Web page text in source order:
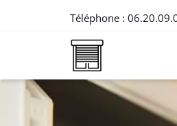
Téléphone :